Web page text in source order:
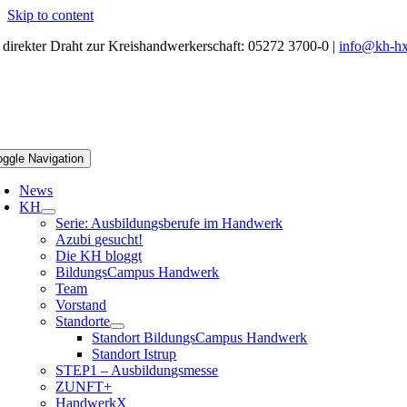
Skip to content
Draht zur Kreishandwerkerschaft: 05272 3700-0 |info@kh-
Navigation
News
KH
Serie: Ausbildungsberufe im Handwerk
Azubi gesucht!
Die KH bloggt
BildungsCampus Handwerk
Team
Vorstand
Standorte
Standort BildungsCampus Handwerk
Standort Istrup
STEP1 – Ausbildungsmesse
ZUNFT+
HandwerkX